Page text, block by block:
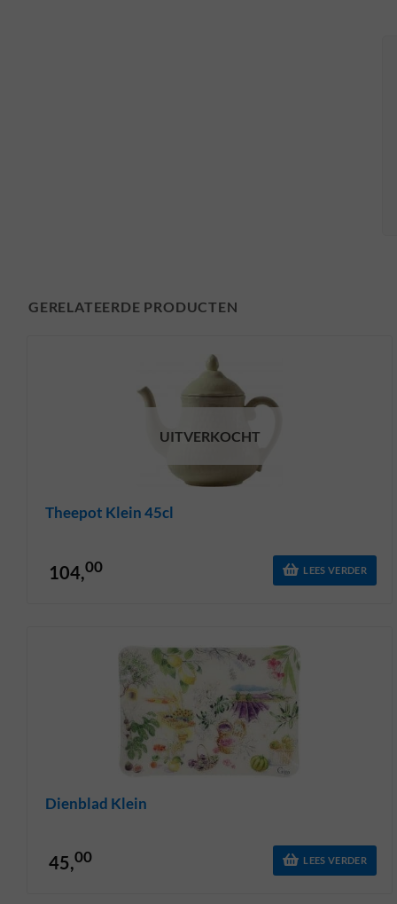
GERELATEERDE PRODUCTEN
UITVERKOCHT
Theepot Klein 45cl
104,00 LEES VERDER
Dienblad Klein
45,00 LEES VERDER